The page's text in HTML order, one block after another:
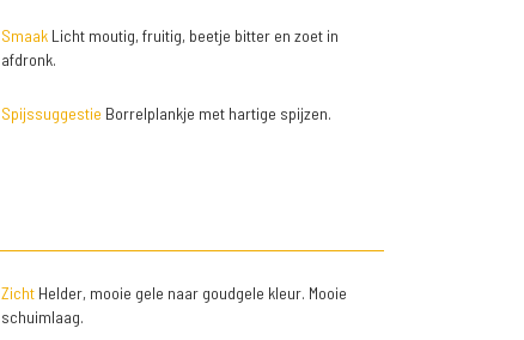
SmaakLicht moutig, fruitig, beetje bitter en zoet in
afdronk.
Spijssuggestie Borrelplankje met hartige spijzen.
ZichtHelder, mooie gele naar goudgele kleur. Mooie
schuimlaag.